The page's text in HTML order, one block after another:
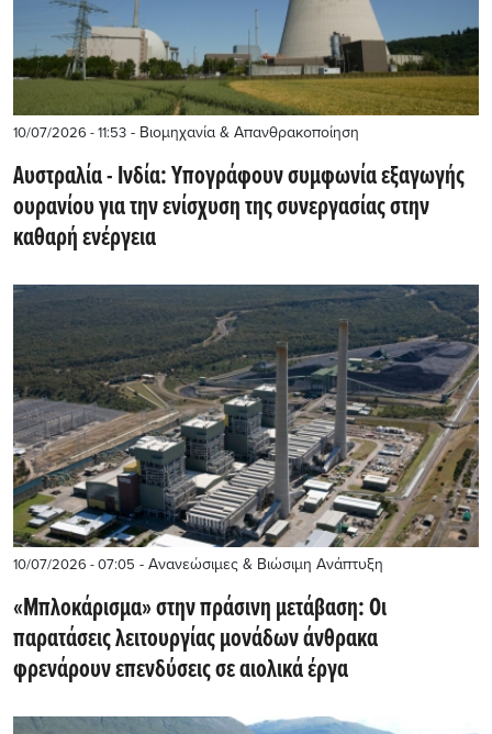
10/07/2026 - 11:53 - Βιομηχανία & Απανθρακοποίηση
Αυστραλία - Ινδία: Υπογράφουν συμφωνία εξαγωγής
ουρανίου για την ενίσχυση της συνεργασίας στην
καθαρή ενέργεια
10/07/2026 - 07:05 - Ανανεώσιμες & Βιώσιμη Ανάπτυξη
«Μπλοκάρισμα» στην πράσινη μετάβαση: Οι
παρατάσεις λειτουργίας μονάδων άνθρακα
φρενάρουν επενδύσεις σε αιολικά έργα